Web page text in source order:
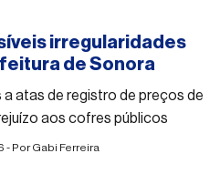
irregularidades
de Sonora
a atas de registro de preços de
aos cofres públicos
- PorGabi Ferreira